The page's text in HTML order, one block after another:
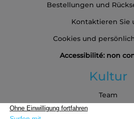
Bestellungen und
Kontaktieren Sie
Cookies und
Accessibilité: non
Kultur
Team